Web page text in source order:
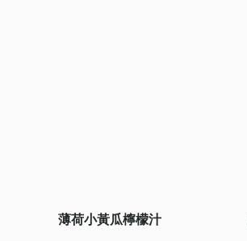
薄荷小黃瓜檸檬汁